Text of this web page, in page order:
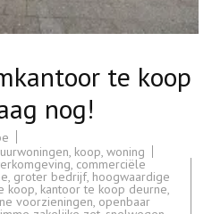
te koop
nog!
, koop, woning
, commerciële
, groter bedrijf, hoogwaardige
koop, kantoor te koop deurne,
voorzieningen, openbaar